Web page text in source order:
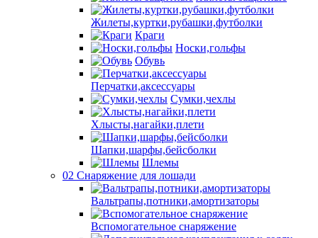
Жилеты,куртки,рубашки,футболки
Краги
Носки,гольфы
Обувь
Перчатки,аксессуары
Сумки,чехлы
Хлысты,нагайки,плети
Шапки,шарфы,бейсболки
Шлемы
02 Снаряжение для лошади
Вальтрапы,потники,амортизаторы
Вспомогательное снаряжение